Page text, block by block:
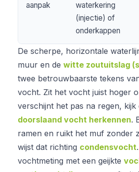
aanpak
waterkering
(injectie) of
onderkappen
De scherpe, horizontale
muur en de witte zoutuitslag
twee betrouwbaarste tekens
vocht. Zit het vocht juist hoger
verschijnt het pas na regen, kijk
doorslaand vocht herkennen.
ramen en ruikt het muf zonder
wijst dat richting condensvocht
vochtmeting met een geijkte